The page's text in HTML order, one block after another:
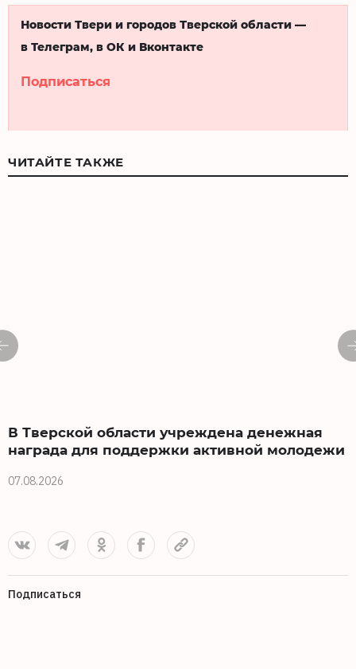
Новости Твери и городов Тверской области —
в Телеграм, в ОК и Вконтакте
Подписаться
ЧИТАЙТЕ ТАКЖЕ
В Тверской области учреждена денежная
награда для поддержки активной молодежи
07.08.2026
Подписаться